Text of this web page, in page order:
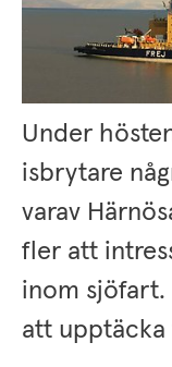
Under
isbrytare
varav
fler att
inom sjöfart.
att upptäcka